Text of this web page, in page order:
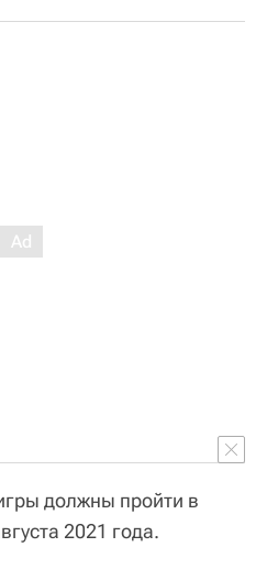
должны пройти в
2021 года.